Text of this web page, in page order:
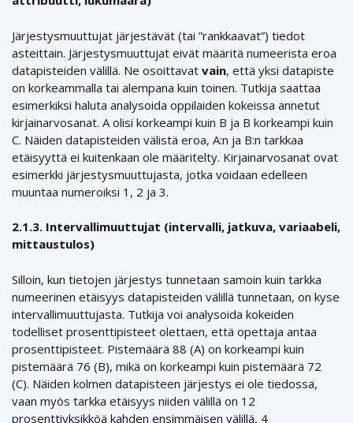
Järjestysmuuttujat järjestävät (tai ”rankkaavat”) tiedot
asteittain. Järjestysmuuttujat eivät määritä numeerista eroa
datapisteiden välillä. Ne osoittavat vain, että yksi datapiste
on korkeammalla tai alempana kuin toinen. Tutkija saattaa
esimerkiksi haluta analysoida oppilaiden kokeissa annetut
kirjainarvosanat. A olisi korkeampi kuin B ja B korkeampi kuin
C. Näiden datapisteiden välistä eroa, A:n ja B:n tarkkaa
etäisyyttä ei kuitenkaan ole määritelty. Kirjainarvosanat ovat
esimerkki järjestysmuuttujasta, jotka voidaan edelleen
muuntaa numeroiksi 1, 2 ja 3.
2.1.3. Intervallimuuttujat (intervalli, jatkuva, variaabeli,
mittaustulos)
Silloin, kun tietojen järjestys tunnetaan samoin kuin tarkka
numeerinen etäisyys datapisteiden välillä tunnetaan, on kyse
intervallimuuttujasta. Tutkija voi analysoida kokeiden
todelliset prosenttipisteet olettaen, että opettaja antaa
prosenttipisteet. Pistemäärä 88 (A) on korkeampi kuin
pistemäärä 76 (B), mikä on korkeampi kuin pistemäärä 72
(C). Näiden kolmen datapisteen järjestys ei ole tiedossa,
vaan myös tarkka etäisyys niiden välillä on 12
prosenttiyksikköä kahden ensimmäisen välillä, 4